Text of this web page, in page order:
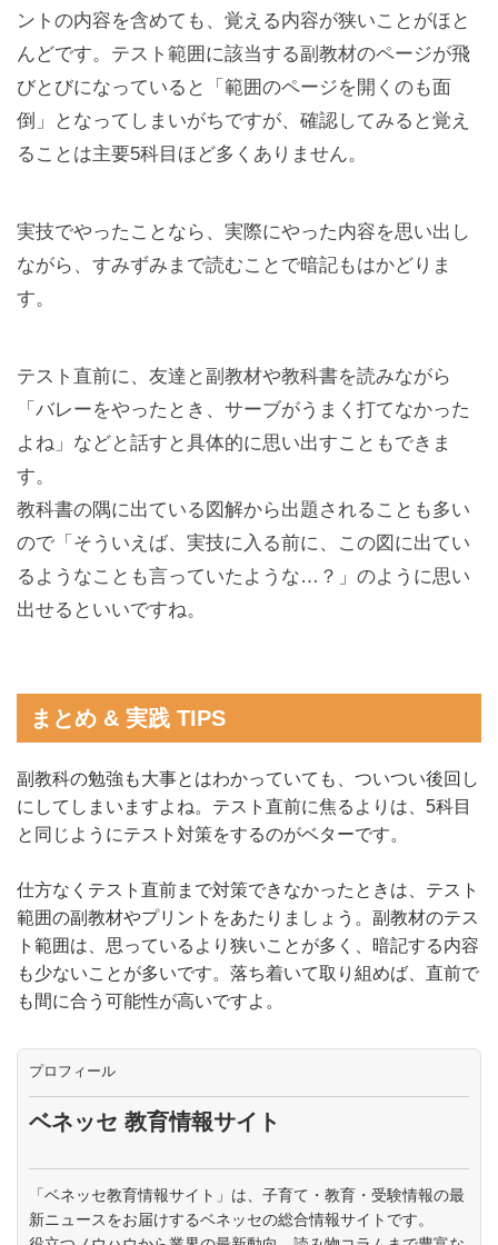
ントの内容を含めても、覚える内容が狭いことがほと
んどです。テスト範囲に該当する副教材のページが飛
びとびになっていると「範囲のページを開くのも面
倒」となってしまいがちですが、確認してみると覚え
ることは主要5科目ほど多くありません。
実技でやったことなら、実際にやった内容を思い出し
ながら、すみずみまで読むことで暗記もはかどりま
す。
テスト直前に、友達と副教材や教科書を読みながら
「バレーをやったとき、サーブがうまく打てなかった
よね」などと話すと具体的に思い出すこともできま
す。
教科書の隅に出ている図解から出題されることも多い
ので「そういえば、実技に入る前に、この図に出てい
るようなことも言っていたような…？」のように思い
出せるといいですね。
まとめ & 実践 TIPS
副教科の勉強も大事とはわかっていても、ついつい後回し
にしてしまいますよね。テスト直前に焦るよりは、5科目
と同じようにテスト対策をするのがベターです。
仕方なくテスト直前まで対策できなかったときは、テスト
範囲の副教材やプリントをあたりましょう。副教材のテス
ト範囲は、思っているより狭いことが多く、暗記する内容
も少ないことが多いです。落ち着いて取り組めば、直前で
も間に合う可能性が高いですよ。
プロフィール
ベネッセ 教育情報サイト
「ベネッセ教育情報サイト」は、子育て・教育・受験情報の最
新ニュースをお届けするベネッセの総合情報サイトです。